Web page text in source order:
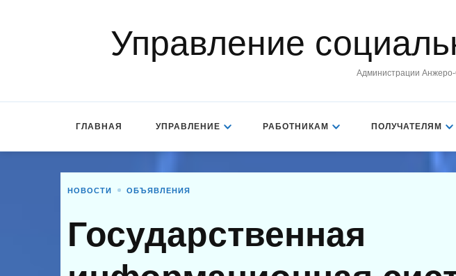
Управление
Администрации Анжеро-
ГЛАВНАЯ УПРАВЛЕНИЕ РАБОТНИКАМ ПОЛУЧАТЕЛЯМ
НОВОСТИ ОБЪЯВЛЕНИЯ
Государственная